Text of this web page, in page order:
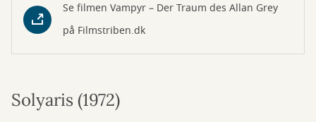
Se filmen Vampyr – Der Traum des Allan Grey
på Filmstriben.dk
Solyaris (1972)